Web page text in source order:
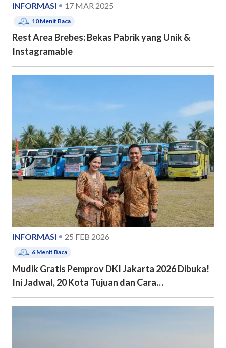
INFORMASI 17 MAR 2025
10Menit Baca
Rest Area Brebes: Bekas Pabrik yang Unik &
Instagramable
INFORMASI 25 FEB 2026
6 Menit Baca
Mudik Gratis Pemprov DKI Jakarta 2026 Dibuka!
Ini Jadwal, 20 Kota Tujuan dan Cara
Pendaftarannya